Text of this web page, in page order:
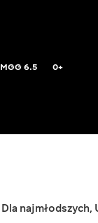
MGG6.5 0+
Dla najmłodszych,